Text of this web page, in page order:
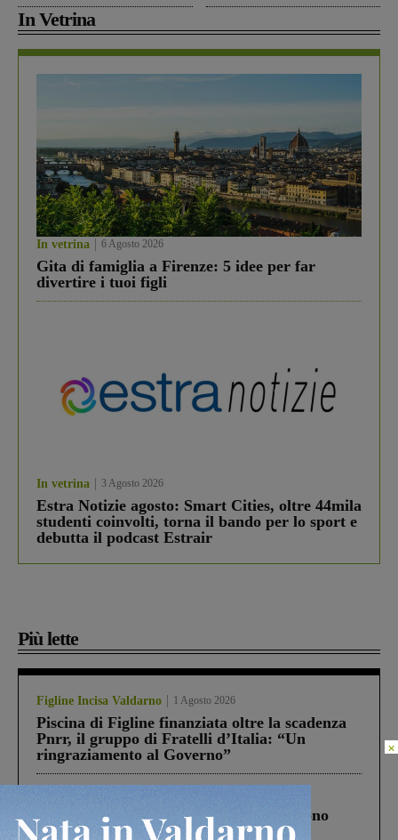
In Vetrina
In vetrina 6 Agosto 2026
Gita di famiglia a Firenze: 5 idee per far
divertire i tuoi figli
In vetrina 3 Agosto 2026
Estra Notizie agosto: Smart Cities, oltre 44mila
studenti coinvolti, torna il bando per lo sport e
debutta il podcast Estrair
Più lette
Figline Incisa Valdarno 1 Agosto 2026
Piscina di Figline finanziata oltre la scadenza
Pnrr, il gruppo di Fratelli d’Italia: “Un
ringraziamento al Governo”
Un anno fa la strage in A1 in cui morirono
Gianni, Giulia e Franco. Lo schianto, il
×